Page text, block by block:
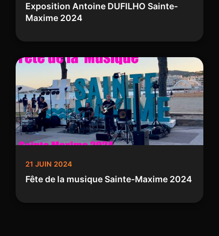
Exposition Antoine DUFILHO Sainte-
Maxime 2024
21 JUIN 2024
Fête de la musique Sainte-Maxime 2024